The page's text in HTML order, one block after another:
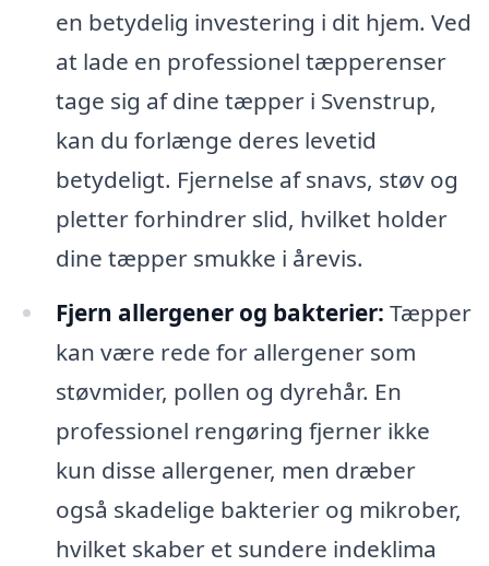
en betydelig investering i dit hjem. Ved
at lade en professionel tæpperenser
tage sig af dine tæpper i Svenstrup,
kan du forlænge deres levetid
betydeligt. Fjernelse af snavs, støv og
pletter forhindrer slid, hvilket holder
dine tæpper smukke i årevis.
Fjern allergener og bakterier: Tæpper
kan være rede for allergener som
støvmider, pollen og dyrehår. En
professionel rengøring fjerner ikke
kun disse allergener, men dræber
også skadelige bakterier og mikrober,
hvilket skaber et sundere indeklima